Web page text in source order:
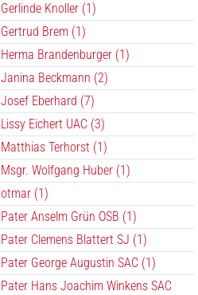
Gerlinde Knoller (1)
Gertrud Brem (1)
Herma Brandenburger (1)
Janina Beckmann (2)
Josef Eberhard (7)
Lissy Eichert UAC (3)
Matthias Terhorst (1)
Msgr. Wolfgang Huber (1)
otmar (1)
Pater Anselm Grün OSB (1)
Pater Clemens Blattert SJ (1)
Pater George Augustin SAC (1)
Pater Hans Joachim Winkens SAC